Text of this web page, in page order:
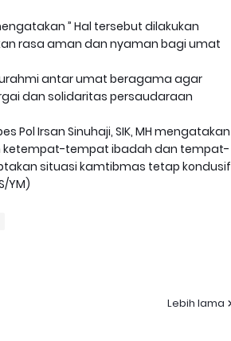
” Hal tersebut dilakukan
rasa aman dan nyaman bagi umat
antar umat beragama agar
dan solidaritas persaudaraan
Pol Irsan Sinuhaji, SIK, MH mengatakan
ketempat-tempat ibadah dan tempat-
situasi kamtibmas tetap kondusif
YM)
Lebih lama